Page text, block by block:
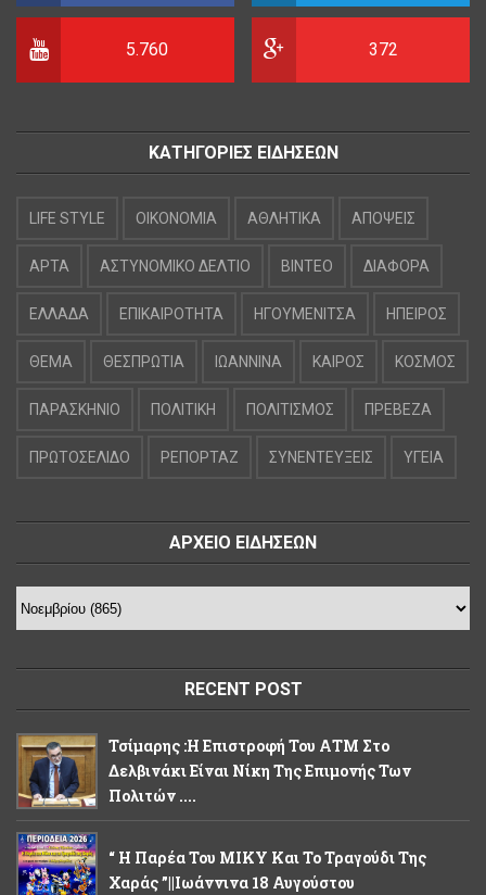
5.760 372
ΚΑΤΗΓΟΡΙΕΣ ΕΙΔΗΣΕΩΝ
LIFE STYLE OIKONOMIA ΑΘΛΗΤΙΚΑ ΑΠΟΨΕΙΣ
ΑΡΤΑ ΑΣΤΥΝΟΜΙΚΟ ΔΕΛΤΙΟ ΒΙΝΤΕΟ ΔΙΑΦΟΡΑ
ΕΛΛΑΔΑ ΕΠΙΚΑΙΡΟΤΗΤΑ ΗΓΟΥΜΕΝΙΤΣΑ ΗΠΕΙΡΟΣ
ΘΕΜΑ ΘΕΣΠΡΩΤΙΑ ΙΩΑΝΝΙΝΑ ΚΑΙΡΟΣ ΚΟΣΜΟΣ
ΠΑΡΑΣΚΗΝΙΟ ΠΟΛΙΤΙΚΗ ΠΟΛΙΤΙΣΜΟΣ ΠΡΕΒΕΖΑ
ΠΡΩΤΟΣΕΛΙΔΟ ΡΕΠΟΡΤΑΖ ΣΥΝΕΝΤΕΥΞΕΙΣ ΥΓΕΙΑ
ΑΡΧΕΙΟ ΕΙΔΗΣΕΩΝ
RECENT POST
Τσίμαρης :Η Επιστροφή Του ΑΤΜ Στο
Δελβινάκι Είναι Νίκη Της Επιμονής Των
Πολιτών ....
“ Η Παρέα Του ΜΙΚΥ Και Το Τραγούδι Της
Χαράς ”||Ιωάννινα 18 Αυγούστου